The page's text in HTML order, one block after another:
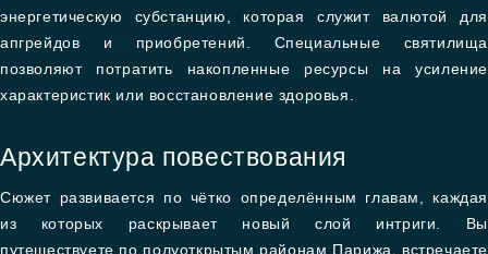
энергетическую субстанцию, которая служит валютой для
апгрейдов и приобретений. Специальные святилища
позволяют потратить накопленные ресурсы на усиление
характеристик или восстановление здоровья.
Архитектура повествования
Сюжет развивается по чётко определённым главам, каждая
из которых раскрывает новый слой интриги. Вы
путешествуете по полуоткрытым районам Парижа, встречаете